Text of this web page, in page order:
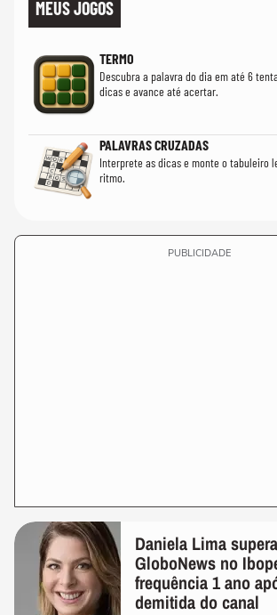
MEUS JOGOS
TERMO
Descubra a palavra do dia em até 6
dicas e avance até acertar.
PALAVRAS CRUZADAS
Interprete as dicas e monte o tabuleiro
ritmo.
PUBLICIDADE
Daniela Lima
GloboNews no
frequência 1 ano
demitida do canal